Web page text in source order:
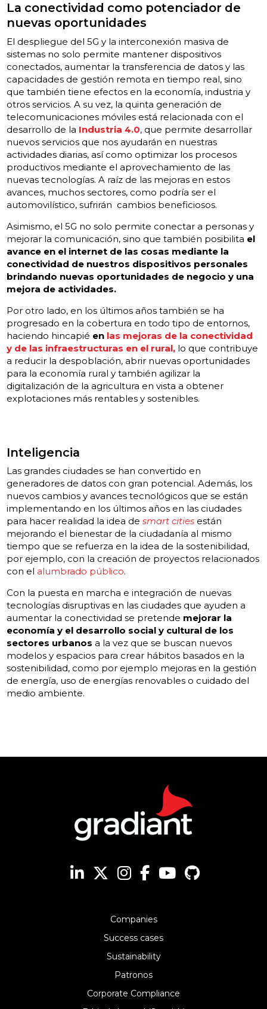
La conectividad como potenciador de
nuevas oportunidades
El despliegue del 5G y la interconexión masiva de
sistemas no solo permite mantener dispositivos
conectados, aumentar la transferencia de datos y las
capacidades de gestión remota en tiempo real, sino
que también tiene efectos en la economía, industria y
otros servicios. A su vez, la quinta generación de
telecomunicaciones móviles está relacionada con el
desarrollo de la Industria 4.0, que permite desarrollar
nuevos servicios que nos ayudarán en nuestras
actividades diarias, así como optimizar los procesos
productivos mediante el aprovechamiento de las
nuevas tecnologías. A raíz de las mejoras en estos
avances, muchos sectores, como podría ser el
automovilístico, sufrirán cambios beneficiosos.
Asimismo, el 5G no solo permite conectar a personas y
mejorar la comunicación, sino que también posibilita el
avance en el internet de las cosas mediante la
conectividad de nuestros dispositivos personales
brindando nuevas oportunidades de negocio y una
mejora de actividades.
Por otro lado, en los últimos años también se ha
progresado en la cobertura en todo tipo de entornos,
haciendo hincapié en las mejoras de la conectividad
y de las infraestructuras en el rural, lo que contribuye
a reducir la despoblación, abrir nuevas oportunidades
para la economía rural y también agilizar la
digitalización de la agricultura en vista a obtener
explotaciones más rentables y sostenibles.
Inteligencia
Las grandes ciudades se han convertido en
generadores de datos con gran potencial. Además, los
nuevos cambios y avances tecnológicos que se están
implementando en los últimos años en las ciudades
para hacer realidad la idea desmart cities están
mejorando el bienestar de la ciudadanía al mismo
tiempo que se refuerza en la idea de la sostenibilidad,
por ejemplo, con la creación de proyectos relacionados
con el alumbrado público.
Con la puesta en marcha e integración de nuevas
tecnologías disruptivas en las ciudades que ayuden a
aumentar la conectividad se pretende mejorar la
economía y el desarrollo social y cultural de los
sectores urbanosa la vez que se buscan nuevos
modelos y espacios para crear hábitos basados en la
sostenibilidad, como por ejemplo mejoras en la gestión
de energía, uso de energías renovables o cuidado del
medio ambiente.
Companies
Success cases
Sustainability
Patronos
Corporate Compliance